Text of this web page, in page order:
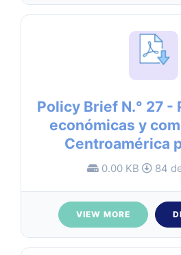
Policy Brief N.° 27 -
económicas y
Centroamérica
0.00 KB 84
VIEW MORE